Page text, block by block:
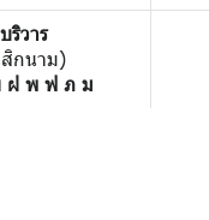
บริวาร
กนาม)
ฝ พ ฟ ภ ม